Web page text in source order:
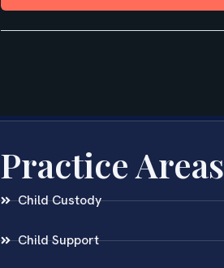
Practice Areas
Child Custody
Child Support